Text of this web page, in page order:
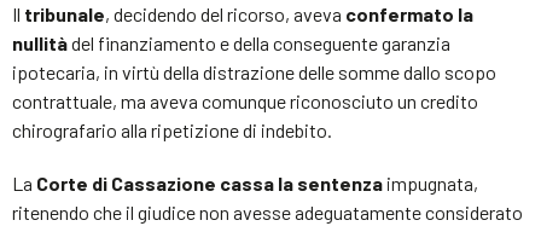
Il tribunale, decidendo del ricorso, aveva confermato la
nullitàdel finanziamento e della conseguente garanzia
ipotecaria, in virtù della distrazione delle somme dallo scopo
contrattuale, ma aveva comunque riconosciuto un credito
chirografario alla ripetizione di indebito.
La Corte di Cassazione cassa la sentenza impugnata,
ritenendo che il giudice non avesse adeguatamente considerato